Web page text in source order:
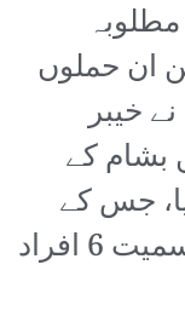
ان حملوں
خیبر
بشام کے
جس کے
نتیجے میں 5 چینی شہریوں سمیت 6 افراد